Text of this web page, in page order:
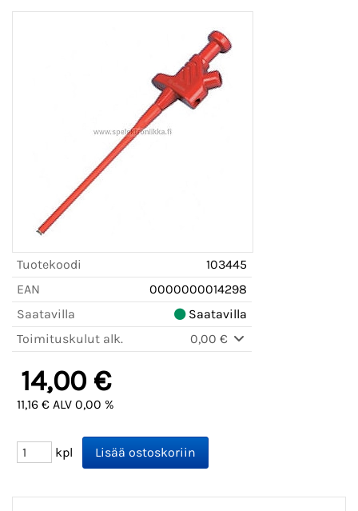
Tuotekoodi
103445
EAN
0000000014298
Saatavilla
Saatavilla
Toimituskulut alk.
0,00 €
14,00 €
11,16 € ALV 0,00 %
kpl